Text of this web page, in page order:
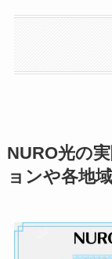
NURO光の
ョンや各地